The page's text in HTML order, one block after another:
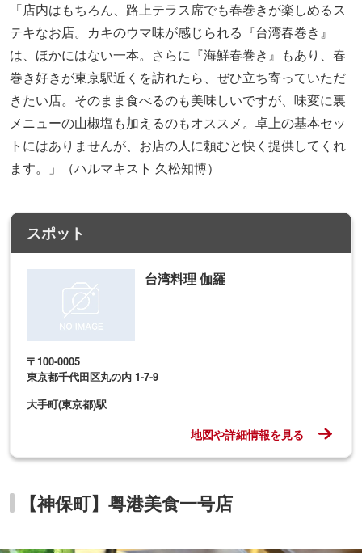
「店内はもちろん、路上テラス席でも春巻きが楽しめるス
テキなお店。カキのウマ味が感じられる『台湾春巻き』
は、ほかにはない一本。さらに『海鮮春巻き』もあり、春
巻き好きが東京駅近くを訪れたら、ぜひ立ち寄っていただ
きたい店。そのまま食べるのも美味しいですが、味変に裏
メニューの山椒塩も加えるのもオススメ。卓上の基本セッ
トにはありませんが、お店の人に頼むと快く提供してくれ
ます。」（ハルマキスト 久松知博）
スポット
台湾料理 伽羅
〒100-0005
東京都千代田区丸の内 1-7-9
大手町(東京都)駅
地図や詳細情報を見る
【神保町】粤港美食一号店